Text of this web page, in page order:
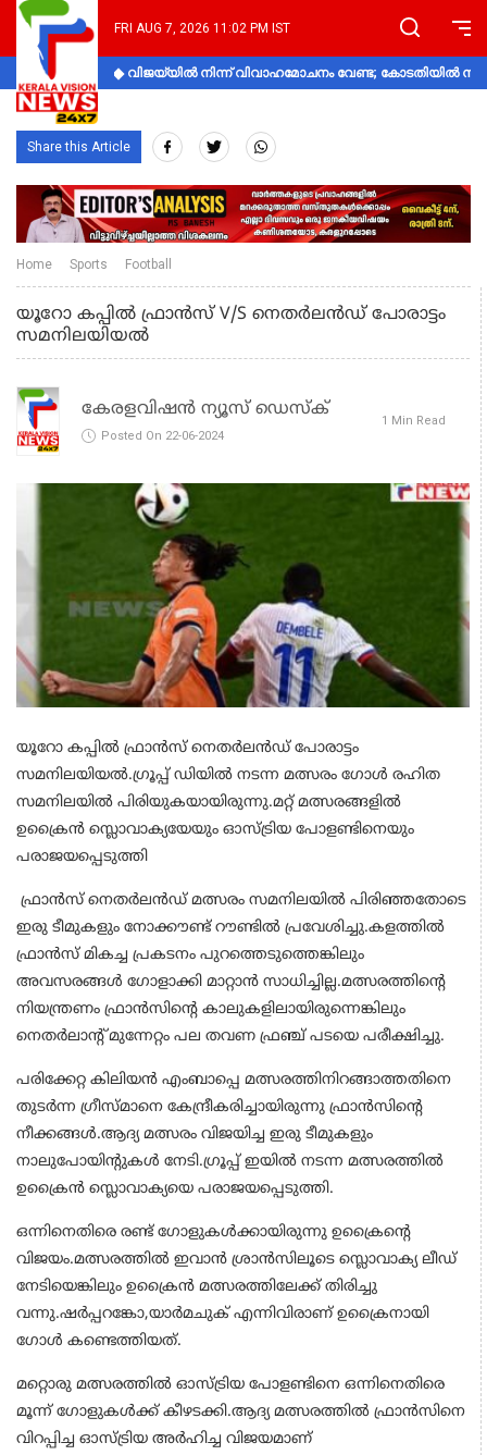
FRI AUG 7, 2026 11:02 PM IST
വിജയ്‌യിൽ നിന്ന് വിവാഹമോചനം വേണ്ട; കോടതിയിൽ
Share this Article
Home Sports Football
യൂറോ കപ്പില്‍ ഫ്രാന്‍സ് V/S നെതര്‍ലന്‍ഡ് പോരാട്ടം
സമനിലയിയല്‍
കേരളവിഷൻ ന്യൂസ് ഡെസ്‌ക്
Posted On 22-06-2024
1 Min Read
യൂറോ കപ്പില്‍ ഫ്രാന്‍സ് നെതര്‍ലന്‍ഡ് പോരാട്ടം
സമനിലയിയല്‍.ഗ്രൂപ്പ് ഡിയില്‍ നടന്ന മത്സരം ഗോള്‍ രഹിത
സമനിലയില്‍ പിരിയുകയായിരുന്നു.മറ്റ് മത്സരങ്ങളില്‍
ഉക്രൈന്‍ സ്ലൊവാക്യയേയും ഓസ്ട്രിയ പോളണ്ടിനെയും
പരാജയപ്പെടുത്തി
ഫ്രാന്‍സ് നെതര്‍ലന്‍ഡ് മത്സരം സമനിലയില്‍ പിരിഞ്ഞതോടെ
ഇരു ടീമുകളും നോക്കൗണ്ട് റൗണ്ടില്‍ പ്രവേശിച്ചു.കളത്തില്‍
ഫ്രാന്‍സ് മികച്ച പ്രകടനം പുറത്തെടുത്തെങ്കിലും
അവസരങ്ങള്‍ ഗോളാക്കി മാറ്റാന്‍ സാധിച്ചില്ല.മത്സരത്തിന്റെ
നിയന്ത്രണം ഫ്രാന്‍സിന്റെ കാലുകളിലായിരുന്നെങ്കിലും
നെതര്‍ലാന്റ് മുന്നേറ്റം പല തവണ ഫ്രഞ്ച് പടയെ പരീക്ഷിച്ചു.
പരിക്കേറ്റ കിലിയന്‍ എംബാപ്പെ മത്സരത്തിനിറങ്ങാത്തതിനെ
തുടര്‍ന്ന ഗ്രീസ്മാനെ കേന്ദ്രീകരിച്ചായിരുന്നു ഫ്രാന്‍സിന്റെ
നീക്കങ്ങള്‍.ആദ്യ മത്സരം വിജയിച്ച ഇരു ടീമുകളും
നാലുപോയിന്റുകള്‍ നേടി.ഗ്രൂപ്പ് ഇയില്‍ നടന്ന മത്സരത്തില്‍
ഉക്രൈന്‍ സ്ലൊവാക്യയെ പരാജയപ്പെടുത്തി.
ഒന്നിനെതിരെ രണ്ട് ഗോളുകള്‍ക്കായിരുന്നു ഉക്രൈന്റെ
വിജയം.മത്സരത്തില്‍ ഇവാന്‍ ശ്രാന്‍സിലൂടെ സ്ലൊവാക്യ ലീഡ്
നേടിയെങ്കിലും ഉക്രൈന്‍ മത്സരത്തിലേക്ക് തിരിച്ചു
വന്നു.ഷര്‍പ്പറങ്കോ,യാര്‍മചുക് എന്നിവിരാണ് ഉക്രൈനായി
ഗോള്‍ കണ്ടെത്തിയത്.
മറ്റൊരു മത്സരത്തില്‍ ഓസ്ട്രിയ പോളണ്ടിനെ ഒന്നിനെതിരെ
മൂന്ന് ഗോളുകള്‍ക്ക് കീഴടക്കി.ആദ്യ മത്സരത്തില്‍ ഫ്രാന്‍സിനെ
വിറപ്പിച്ച ഓസ്ട്രിയ അര്‍ഹിച്ച വിജയമാണ്